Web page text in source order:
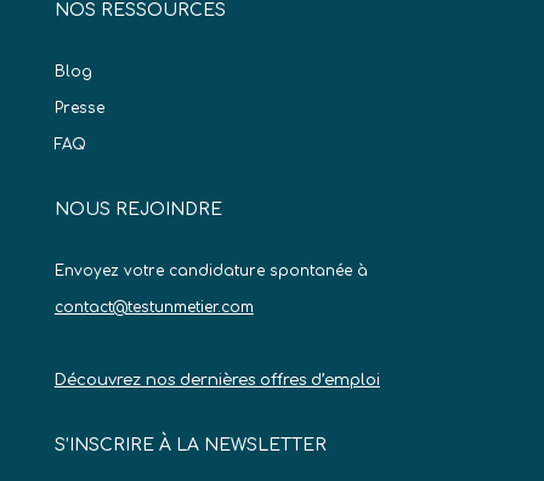
NOS RESSOURCES
Blog
Presse
FAQ
NOUS REJOINDRE
Envoyez votre candidature spontanée à
contact@testunmetier.com
Découvrez nos dernières offres d’emploi
S’INSCRIRE À LA NEWSLETTER